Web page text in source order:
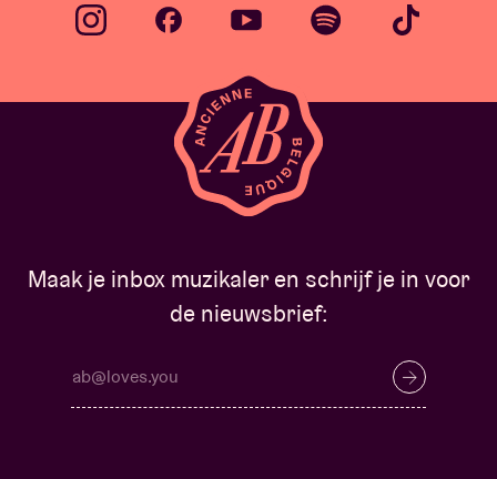
Maak je inbox muzikaler en schrijf je in voor
de nieuwsbrief: